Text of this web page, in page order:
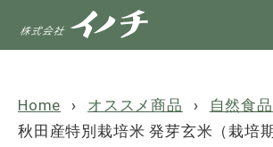
Home オススメ商品
自然食品
秋田産特別栽培米 発芽玄米（栽培